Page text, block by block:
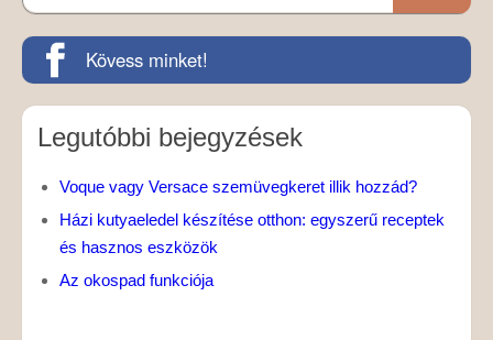
Kövess minket!
Legutóbbi bejegyzések
Voque vagy Versace szemüvegkeret illik hozzád?
Házi kutyaeledel készítése otthon: egyszerű receptek
és hasznos eszközök
Az okospad funkciója